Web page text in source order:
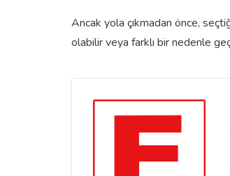
Ancak yola çıkmadan önce,
olabilir veya farklı bir nedenle